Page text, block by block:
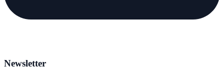
Newsletter